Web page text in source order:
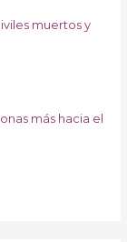
muertos y
más hacia el